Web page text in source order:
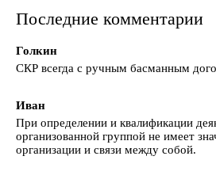
Последние комментарии
Голкин
СКР всегда с ручным басманным
Иван
При определении и квалификации
организованной группой не имеет
организации и связи между собой.